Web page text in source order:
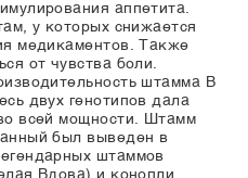
аппетита.
у которых снижается
медикаментов. Также
от чувства боли.
штамма В
двух генотипов дала
всей мощности. Штамм
был выведен в
штаммов
Вдова) и конопли